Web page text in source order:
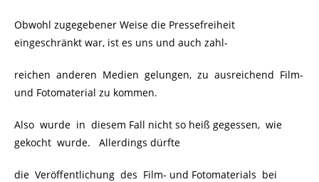
Obwohl zugegebener Weise die Pressefreiheit
eingeschränkt war, ist es uns und auch zahl-
reichen anderen Medien gelungen, zu ausreichend Film-
und Fotomaterial zu kommen.
Also wurde in diesem Fall nicht so heiß gegessen, wie
gekocht wurde. Allerdings dürfte
die Veröffentlichung des Film- und Fotomaterials bei